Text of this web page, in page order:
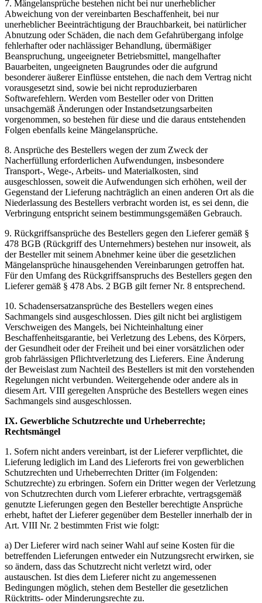
7. Mängelansprüche bestehen nicht bei nur unerheblicher
Abweichung von der vereinbarten Beschaffenheit, bei nur
unerheblicher Beeinträchtigung der Brauchbarkeit, bei natürlicher
Abnutzung oder Schäden, die nach dem Gefahrübergang infolge
fehlerhafter oder nachlässiger Behandlung, übermäßiger
Beanspruchung, ungeeigneter Betriebsmittel, mangelhafter
Bauarbeiten, ungeeigneten Baugrundes oder die aufgrund
besonderer äußerer Einflüsse entstehen, die nach dem Vertrag nicht
vorausgesetzt sind, sowie bei nicht reproduzierbaren
Softwarefehlern. Werden vom Besteller oder von Dritten
unsachgemäß Änderungen oder Instandsetzungsarbeiten
vorgenommen, so bestehen für diese und die daraus entstehenden
Folgen ebenfalls keine Mängelansprüche.
8. Ansprüche des Bestellers wegen der zum Zweck der
Nacherfüllung erforderlichen Aufwendungen, insbesondere
Transport-, Wege-, Arbeits- und Materialkosten, sind
ausgeschlossen, soweit die Aufwendungen sich erhöhen, weil der
Gegenstand der Lieferung nachträglich an einen anderen Ort als die
Niederlassung des Bestellers verbracht worden ist, es sei denn, die
Verbringung entspricht seinem bestimmungsgemäßen Gebrauch.
9. Rückgriffsansprüche des Bestellers gegen den Lieferer gemäß §
478 BGB (Rückgriff des Unternehmers) bestehen nur insoweit, als
der Besteller mit seinem Abnehmer keine über die gesetzlichen
Mängelansprüche hinausgehenden Vereinbarungen getroffen hat.
Für den Umfang des Rückgriffsanspruchs des Bestellers gegen den
Lieferer gemäß § 478 Abs. 2 BGB gilt ferner Nr. 8 entsprechend.
10. Schadensersatzansprüche des Bestellers wegen eines
Sachmangels sind ausgeschlossen. Dies gilt nicht bei arglistigem
Verschweigen des Mangels, bei Nichteinhaltung einer
Beschaffenheitsgarantie, bei Verletzung des Lebens, des Körpers,
der Gesundheit oder der Freiheit und bei einer vorsätzlichen oder
grob fahrlässigen Pflichtverletzung des Lieferers. Eine Änderung
der Beweislast zum Nachteil des Bestellers ist mit den vorstehenden
Regelungen nicht verbunden. Weitergehende oder andere als in
diesem Art. VIII geregelten Ansprüche des Bestellers wegen eines
Sachmangels sind ausgeschlossen.
IX. Gewerbliche Schutzrechte und Urheberrechte;
Rechtsmängel
1. Sofern nicht anders vereinbart, ist der Lieferer verpflichtet, die
Lieferung lediglich im Land des Lieferorts frei von gewerblichen
Schutzrechten und Urheberrechten Dritter (im Folgenden:
Schutzrechte) zu erbringen. Sofern ein Dritter wegen der Verletzung
von Schutzrechten durch vom Lieferer erbrachte, vertragsgemäß
genutzte Lieferungen gegen den Besteller berechtigte Ansprüche
erhebt, haftet der Lieferer gegenüber dem Besteller innerhalb der in
Art. VIII Nr. 2 bestimmten Frist wie folgt:
a) Der Lieferer wird nach seiner Wahl auf seine Kosten für die
betreffenden Lieferungen entweder ein Nutzungsrecht erwirken, sie
so ändern, dass das Schutzrecht nicht verletzt wird, oder
austauschen. Ist dies dem Lieferer nicht zu angemessenen
Bedingungen möglich, stehen dem Besteller die gesetzlichen
Rücktritts- oder Minderungsrechte zu.